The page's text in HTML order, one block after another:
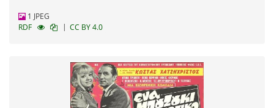
1 JPEG
RDF
| CC BY 4.0